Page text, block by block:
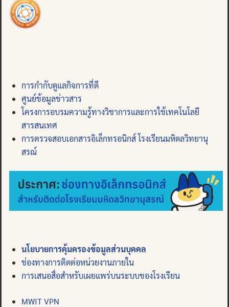
การกำกับดูแลกิจการที่ดี
ศูนย์ข้อมูลข่าวสาร
โครงการอบรมความรู้ทางวิชาการและการใช้เทคโนโลยี
สารสนเทศ
การตรวจสอบเอกสารอิเล็กทรอนิกส์ โรงเรียนมหิดลวิทยานุ
สรณ์
นโยบายการคุ้มครองข้อมูลส่วนบุคคล
ช่องทางการติดต่อหน่วยงานภายใน
การเสนอสื่อสำหรับเผยแพร่บนระบบของโรงเรียน
MWIT VPN